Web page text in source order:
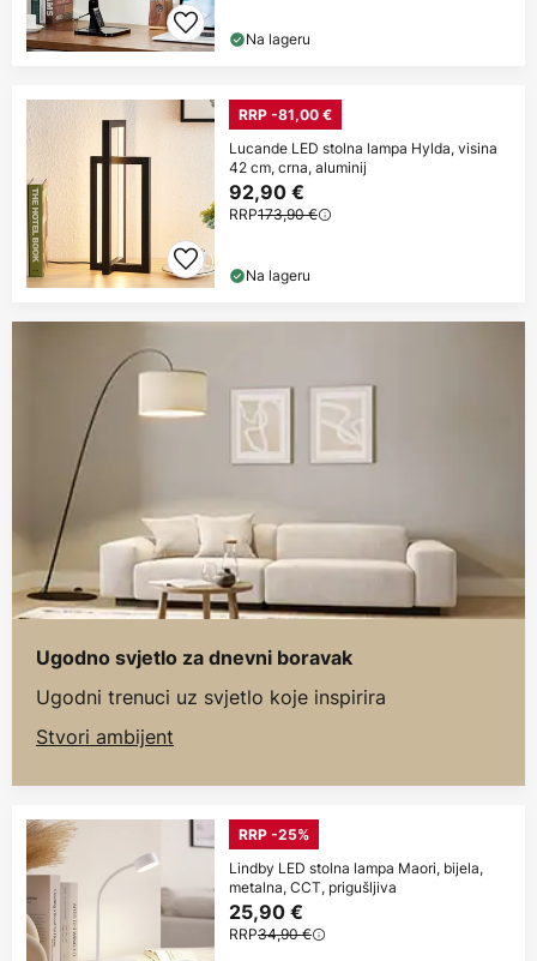
Na lageru
RRP -81,00 €
Lucande LED stolna lampa Hylda, visina
42 cm, crna, aluminij
92,90 €
RRP173,90 €
Na lageru
Ugodno svjetlo za dnevni boravak
Ugodni trenuci uz svjetlo koje inspirira
Stvori ambijent
RRP -25%
Lindby LED stolna lampa Maori, bijela,
metalna, CCT, prigušljiva
25,90 €
RRP34,90 €